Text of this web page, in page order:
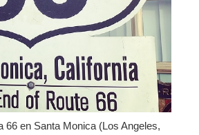
66 en Santa Monica (Los Angeles,